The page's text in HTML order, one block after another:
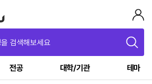
검색해보세요
전공 대학/기관 테마